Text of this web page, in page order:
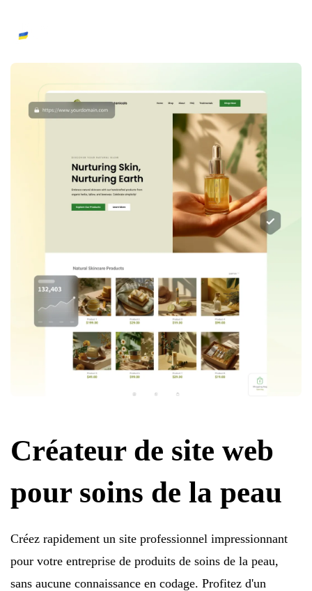
Créateur de site web
pour soins de la peau
Créez rapidement un site professionnel impressionnant
pour votre entreprise de produits de soins de la peau,
sans aucune connaissance en codage. Profitez d'un